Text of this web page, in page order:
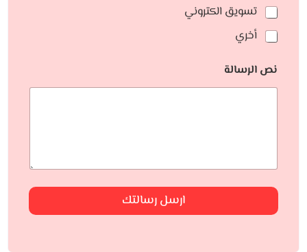
تسويق الكتروني
أخري
نص الرسالة
ارسل رسالتك